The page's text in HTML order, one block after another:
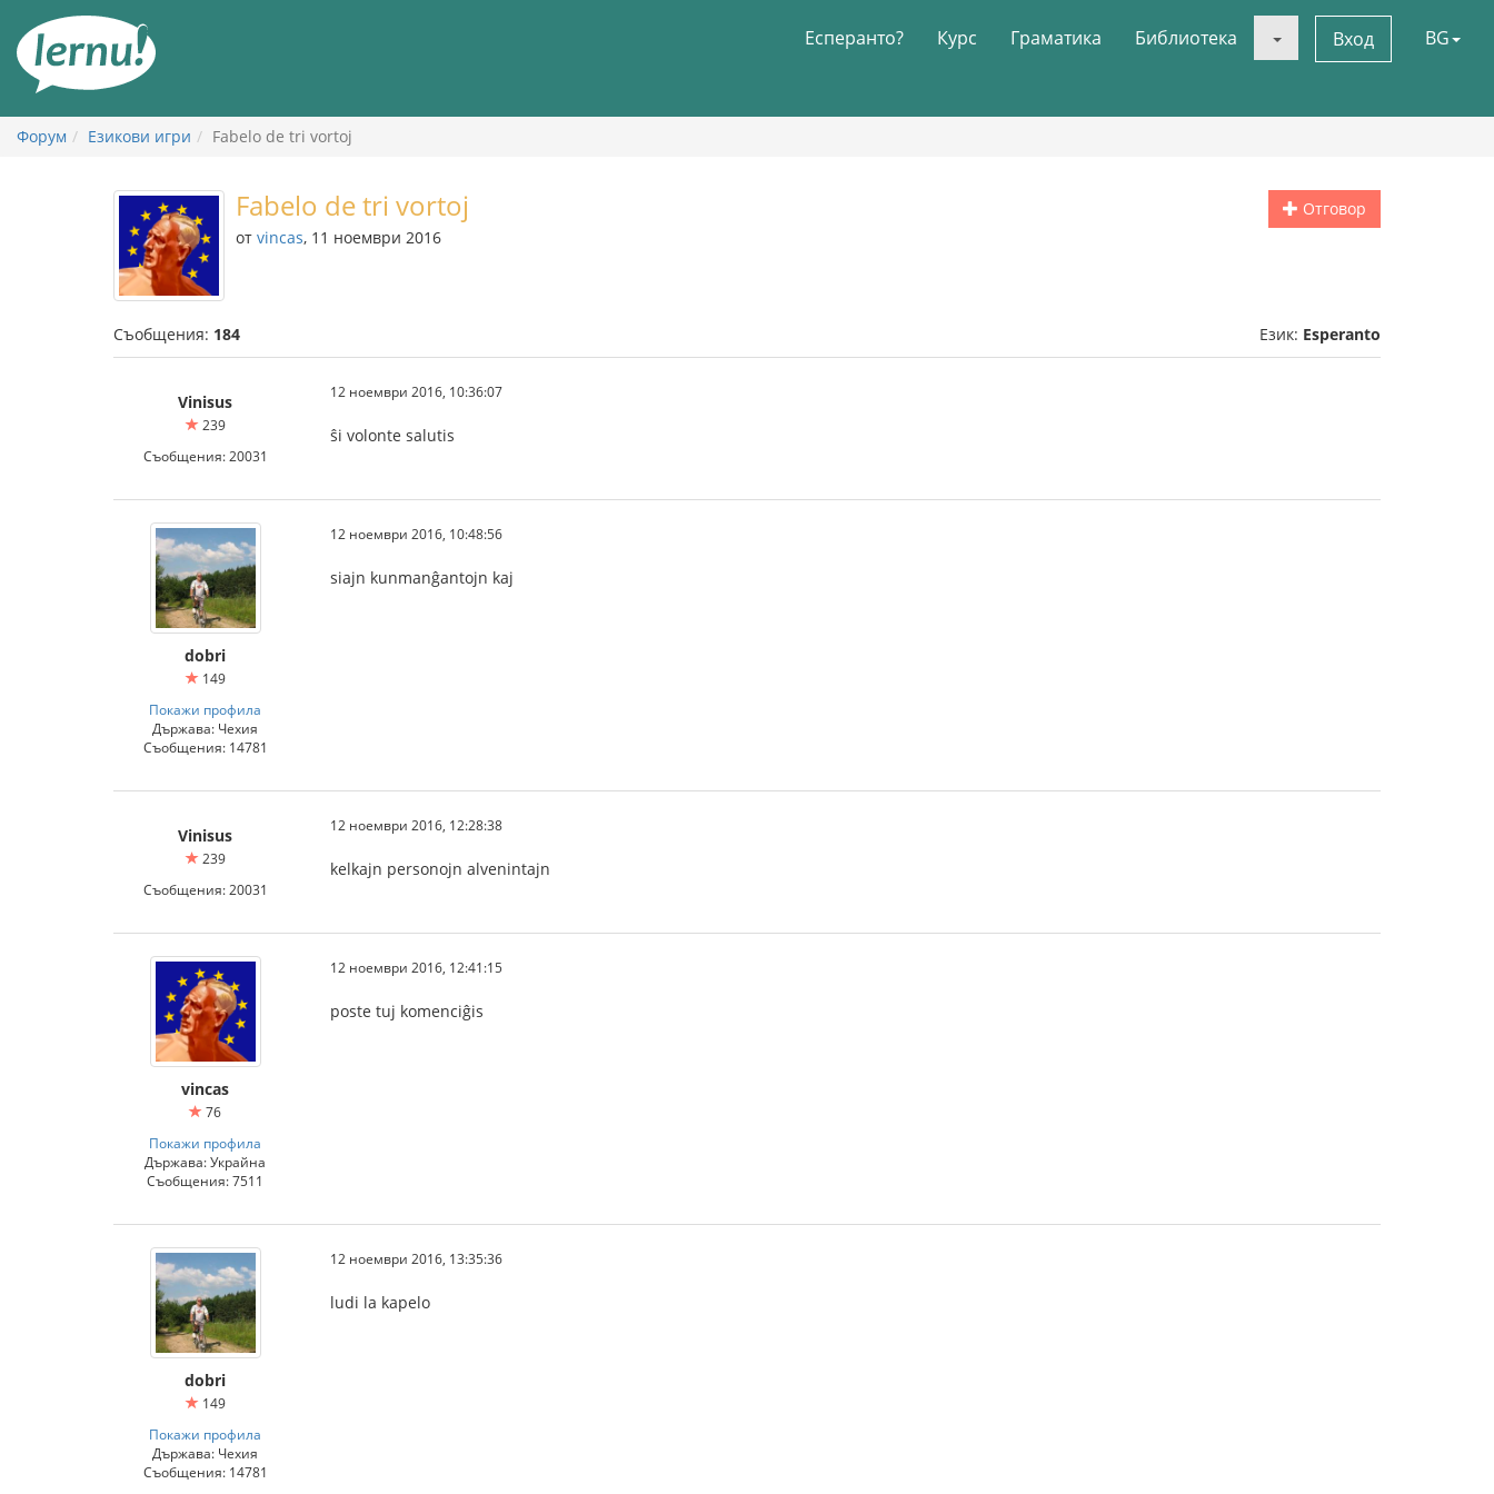
съдържанието
Есперанто? Курс Граматика Библиотека Вход BG
Форум Езикови игри Fabelo de tri vortoj
Отговор
Fabelo de tri vortoj
от vincas, 11 ноември 2016
Съобщения: 184 Език: Esperanto
Vinisus
239
Съобщения: 20031
12 ноември 2016, 10:36:07
ŝi volonte salutis
dobri
149
Покажи профила
Държава: Чехия
Съобщения: 14781
12 ноември 2016, 10:48:56
siajn kunmanĝantojn kaj
Vinisus
239
Съобщения: 20031
12 ноември 2016, 12:28:38
kelkajn personojn alvenintajn
vincas
76
Покажи профила
Държава: Украйна
Съобщения: 7511
12 ноември 2016, 12:41:15
poste tuj komenciĝis
dobri
149
Покажи профила
Държава: Чехия
Съобщения: 14781
12 ноември 2016, 13:35:36
ludi la kapelo